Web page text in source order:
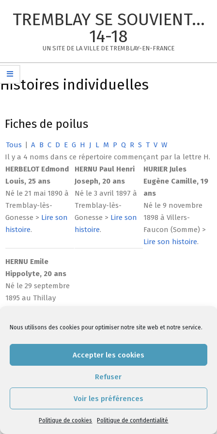
Nous utilisons des cookies pour optimiser notre site web et notre service.
Accepter les cookies
Refuser
Voir les préférences
Politique de cookies Politique de confidentialité
TREMBLAY SE SOUVIENT...
14-18
UN SITE DE LA VILLE DE TREMBLAY-EN-FRANCE
Primary
Navigation
Menu
Histoires individuelles
Fiches de poilus
Tous | A B C D E G H J L M P Q R S T V W
Il y a 4 noms dans ce répertoire commençant par la lettre H.
HERBELOT Edmond
Louis, 25 ans
Né le 21 mai 1890 à
Tremblay-lès-
Gonesse > Lire son
histoire.
HERNU Emile
Hippolyte, 20 ans
Né le 29 septembre
1895 au Thillay
HERNU Paul Henri
Joseph, 20 ans
Né le 3 avril 1897 à
Tremblay-lès-
Gonesse > Lire son
histoire.
HURIER Jules
Eugène Camille, 19
ans
Né le 9 novembre
1898 à Villers-
Faucon (Somme) >
Lire son histoire.
07-